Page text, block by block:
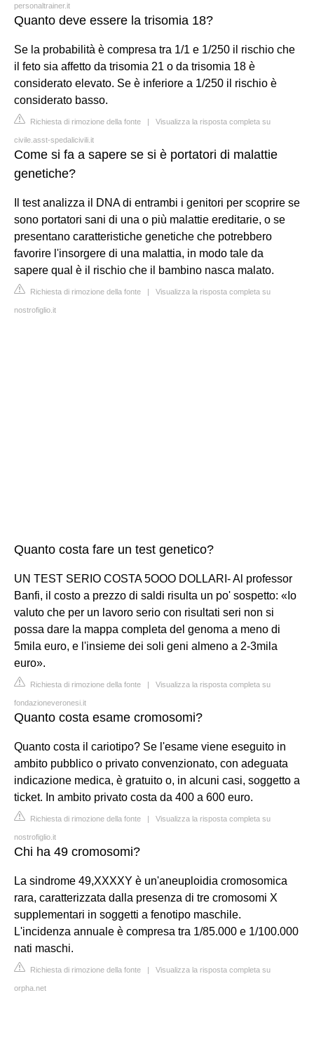
personaltrainer.it
Quanto deve essere la trisomia 18?
Se la probabilità è compresa tra 1/1 e 1/250 il rischio che
il feto sia affetto da trisomia 21 o da trisomia 18 è
considerato elevato. Se è inferiore a 1/250 il rischio è
considerato basso.
Richiesta di rimozione della fonte | Visualizza la risposta completa su
civile.asst-spedalicivili.it
Come si fa a sapere se si è portatori di malattie
genetiche?
Il test analizza il DNA di entrambi i genitori per scoprire se
sono portatori sani di una o più malattie ereditarie, o se
presentano caratteristiche genetiche che potrebbero
favorire l'insorgere di una malattia, in modo tale da
sapere qual è il rischio che il bambino nasca malato.
Richiesta di rimozione della fonte | Visualizza la risposta completa su
nostrofiglio.it
Quanto costa fare un test genetico?
UN TEST SERIO COSTA 5OOO DOLLARI- Al professor
Banfi, il costo a prezzo di saldi risulta un po' sospetto: «Io
valuto che per un lavoro serio con risultati seri non si
possa dare la mappa completa del genoma a meno di
5mila euro, e l'insieme dei soli geni almeno a 2-3mila
euro».
Richiesta di rimozione della fonte | Visualizza la risposta completa su
fondazioneveronesi.it
Quanto costa esame cromosomi?
Quanto costa il cariotipo? Se l'esame viene eseguito in
ambito pubblico o privato convenzionato, con adeguata
indicazione medica, è gratuito o, in alcuni casi, soggetto a
ticket. In ambito privato costa da 400 a 600 euro.
Richiesta di rimozione della fonte | Visualizza la risposta completa su
nostrofiglio.it
Chi ha 49 cromosomi?
La sindrome 49,XXXXY è un'aneuploidia cromosomica
rara, caratterizzata dalla presenza di tre cromosomi X
supplementari in soggetti a fenotipo maschile.
L'incidenza annuale è compresa tra 1/85.000 e 1/100.000
nati maschi.
Richiesta di rimozione della fonte | Visualizza la risposta completa su
orpha.net